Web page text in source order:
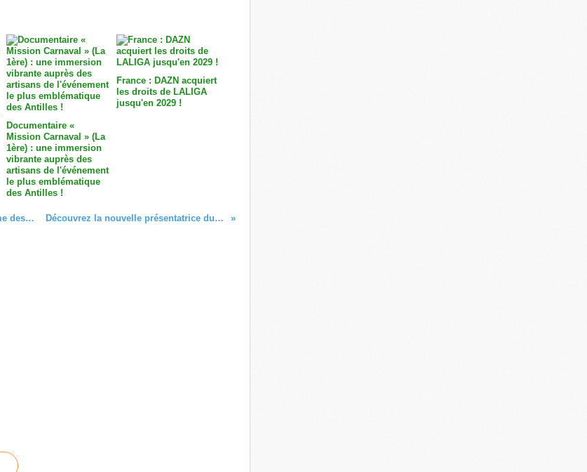
Documentaire «
Mission Carnaval » (La
1ère) : une immersion
vibrante auprès des
artisans de l'événement
le plus emblématique
des Antilles !
France : DAZN acquiert
les droits de LALIGA
jusqu'en 2029 !
Amazon Prime Video : Découvrez le programme des sorties de février 2022 ! Découvrez la nouvelle présentatrice du JT de NC La 1ère !